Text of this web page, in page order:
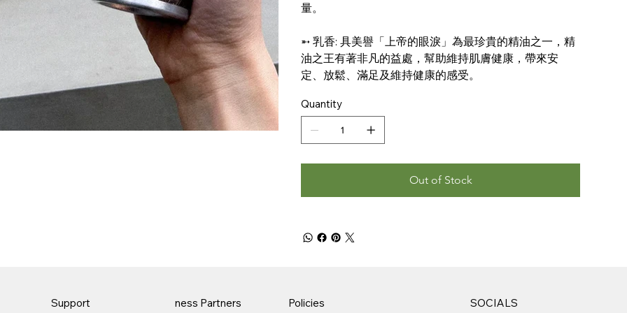
量。
➵ 乳香: 具美譽「上帝的眼淚」為最珍貴的精油之一，精
油之王有著非凡的益處，幫助維持肌膚健康，帶來安
定、放鬆、滿足及維持健康的感受。
Quantity
Out of Stock
Support ness Partners Policies SOCIALS